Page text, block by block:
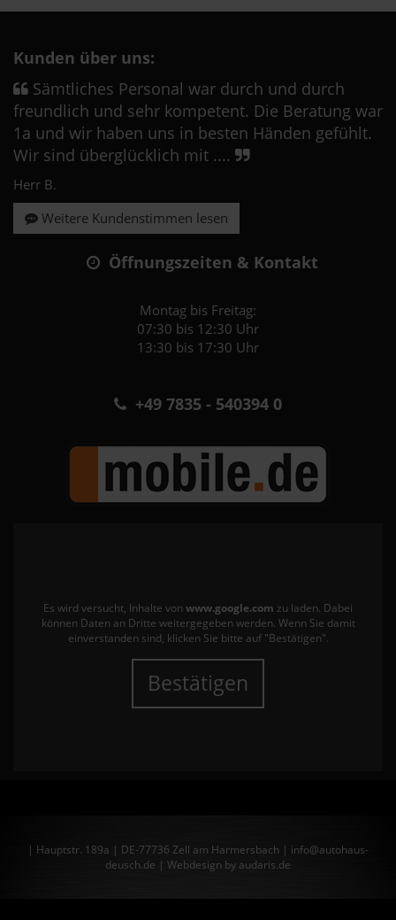
Kunden über uns:
Sämtliches Personal war durch und durch
freundlich und sehr kompetent. Die Beratung war
1a und wir haben uns in besten Händen gefühlt.
Wir sind überglücklich mit ....
Herr B.
Weitere Kundenstimmen lesen
Öffnungszeiten & Kontakt
Montag bis Freitag:
07:30 bis 12:30 Uhr
13:30 bis 17:30 Uhr
+49 7835 - 540394 0
Es wird versucht, Inhalte von www.google.com zu laden. Dabei
können Daten an Dritte weitergegeben werden. Wenn Sie damit
einverstanden sind, klicken Sie bitte auf "Bestätigen".
Bestätigen
| Hauptstr. 189a | DE-77736 Zell am Harmersbach | info@autohaus-
deusch.de | Webdesign by audaris.de